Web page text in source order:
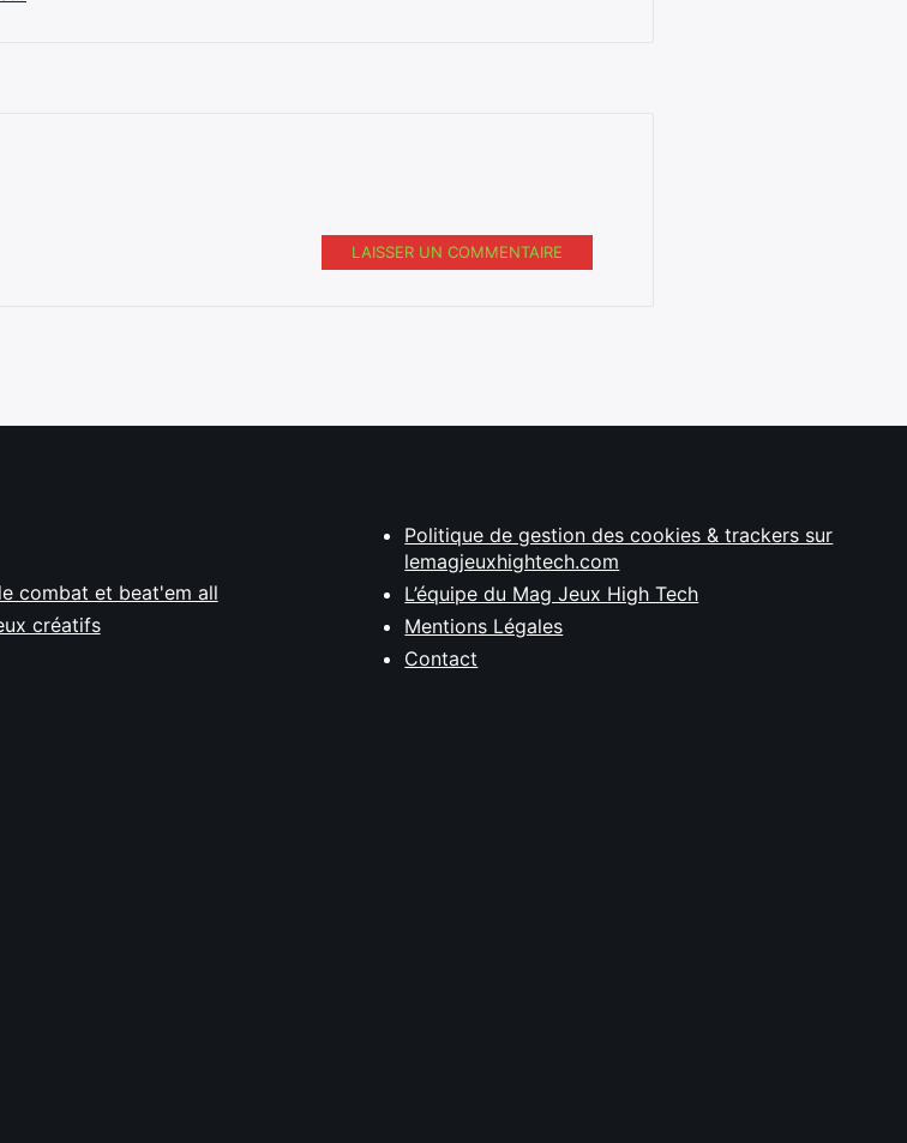
LAISSER UN COMMENTAIRE
combat et beat'em all
créatifs
Politique de gestion des cookies & trackers sur
lemagjeuxhightech.com
L’équipe du Mag Jeux High Tech
Mentions Légales
Contact